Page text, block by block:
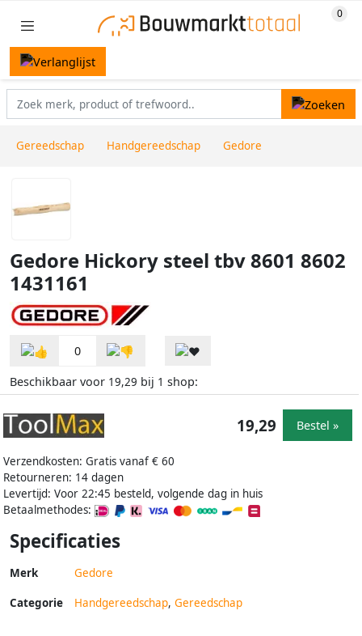
Gereedschap Handgereedschap Gedore
Gedore Hickory steel tbv 8601 8602
1431161
0
Beschikbaar voor 19,29 bij 1 shop:
Verzendkosten: Gratis vanaf € 60
Retourneren: 14 dagen
Levertijd: Voor 22:45 besteld, volgende dag in huis
Betaalmethodes:
19,29 Bestel »
Specificaties
Merk Gedore
Categorie Handgereedschap, Gereedschap